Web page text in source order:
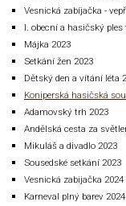
Vesnická zabíjačka -
I. obecní a hasičský ples
Májka 2023
Setkání žen 2023
Dětský den a vítání léta
Koniperská hasičská
Adamovský trh 2023
Andělská cesta za
Mikuláš a divadlo 2023
Sousedské setkání 2023
Vesnická zabijačka 2024
Karneval plný barev 2024